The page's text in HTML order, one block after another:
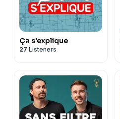
Ça s'explique
27 Listeners